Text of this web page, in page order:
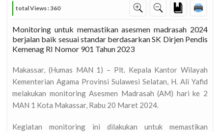
REGULER
total Views : 360
Monitoring untuk memastikan asesmen madrasah 2024
berjalan baik sesuai standar berdasarkan SK Dirjen Pendis
Kemenag RI Nomor 901 Tahun 2023
Makassar, (Humas MAN 1) – Plt. Kepala Kantor Wilayah
Kementerian Agama Provinsi Sulawesi Selatan, H. Ali Yafid
melakukan monitoring Asesmen Madrasah (AM) hari ke 2
MAN 1 Kota Makassar, Rabu 20 Maret 2024.
Kegiatan monitoring ini dilakukan untuk memastikan